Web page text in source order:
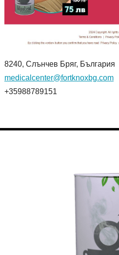
8240, Слънчев Бряг, България
medicalcenter@fortknoxbg.com
+35988789151